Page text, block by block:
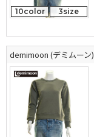
10color 3size
demimoon (デミムーン)